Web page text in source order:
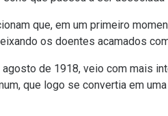
que, em um primeiro
os doentes acamados
de 1918, veio com mais
que logo se convertia em